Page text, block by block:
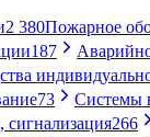
2 380Пожарное
187
73 Системы
266